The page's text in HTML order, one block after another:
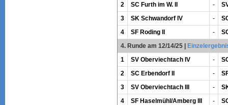
2
SC Furth im W. II -
3
SK Schwandorf IV -
4
SF Roding II -
4. Runde am 12/14/25|
1
SV Oberviechtach IV -
2
SC Erbendorf II -
3
SV Oberviechtach III -
4
SF Haselmühl/Amberg III -